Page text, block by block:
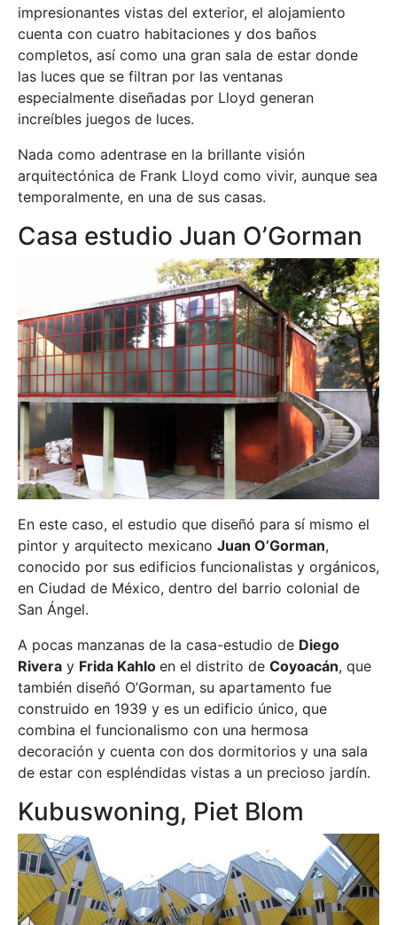
impresionantes vistas del exterior, el alojamiento
cuenta con cuatro habitaciones y dos baños
completos, así como una gran sala de estar donde
las luces que se filtran por las ventanas
especialmente diseñadas por Lloyd generan
increíbles juegos de luces.
Nada como adentrase en la brillante visión
arquitectónica de Frank Lloyd como vivir, aunque sea
temporalmente, en una de sus casas.
Casa estudio Juan O’Gorman
En este caso, el estudio que diseñó para sí mismo el
pintor y arquitecto mexicano Juan O’Gorman,
conocido por sus edificios funcionalistas y orgánicos,
en Ciudad de México, dentro del barrio colonial de
San Ángel.
A pocas manzanas de la casa-estudio de Diego
Rivera y Frida Kahlo en el distrito de Coyoacán, que
también diseñó O’Gorman, su apartamento fue
construido en 1939 y es un edificio único, que
combina el funcionalismo con una hermosa
decoración y cuenta con dos dormitorios y una sala
de estar con espléndidas vistas a un precioso jardín.
Kubuswoning, Piet Blom